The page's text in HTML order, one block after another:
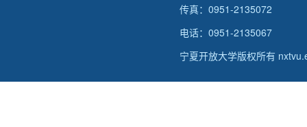
传真：0951-2135072
电话：0951-2135067
宁夏开放大学版权所有